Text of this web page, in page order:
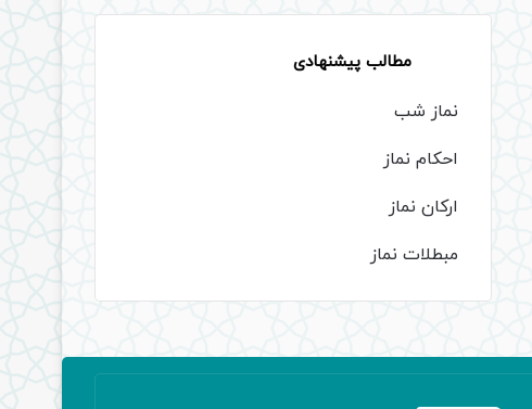
مطالب پیشنهادی
نماز شب
احکام نماز
ارکان نماز
مبطلات نماز